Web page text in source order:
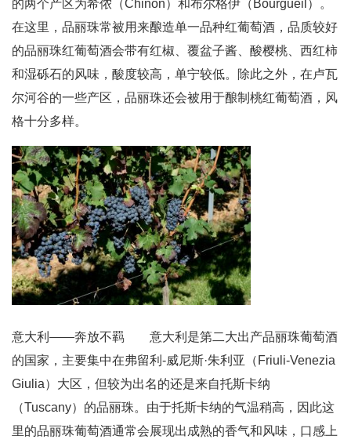
的两个产区为希侬（Chinon）和布尔格伊（Bourgueil）。
在这里，品丽珠常被用来酿造单一品种红葡萄酒，品质较好
的品丽珠红葡萄酒会带有红椒、覆盆子酱、酸樱桃、西红柿
和湿砾石的风味，酸度较高，单宁较低。除此之外，在卢瓦
尔河谷的一些产区，品丽珠还会被用于酿制桃红葡萄酒，风
格十分多样。
意大利——奔放不羁 意大利是第二大出产品丽珠葡萄酒
的国家，主要集中在弗留利-威尼斯·朱利亚（Friuli-Venezia
Giulia）大区，但较为出名的还是来自托斯卡纳
（Tuscany）的品丽珠。由于托斯卡纳的气温稍高，因此这
里的品丽珠葡萄酒通常会展现出成熟的香气和风味，口感上